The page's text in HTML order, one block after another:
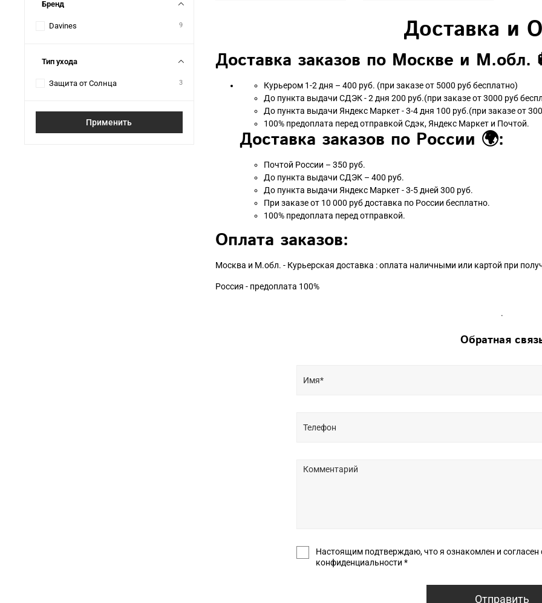
Доставка и
Доставка заказов по Москве и М.обл.
Курьером 1-2 дня – 400 руб. (при заказе от 5000 руб бесплатно)
До пункта выдачи СДЭК - 2 дня 200 руб.(при заказе от 3000 руб
До пункта выдачи Яндекс Маркет - 3-4 дня 100 руб.(при заказе от
100% предоплата перед отправкой Сдэк, Яндекс Маркет и Почтой.
Доставка заказов по России 🌍:
Почтой России – 350 руб.
До пункта выдачи СДЭК – 400 руб.
До пункта выдачи Яндекс Маркет - 3-5 дней 300 руб.
При заказе от 10 000 руб доставка по России бесплатно.
100% предоплата перед отправкой.
Оплата заказов:
Москва и М.обл. - Курьерская доставка : оплата наличными или картой при
Россия - предоплата 100%
.
Обратная
Настоящим подтверждаю, что я ознакомлен и согласен с условиями
конфиденциальности *
Отправить
Бренд
Davines 9
Тип ухода
Защита от Солнца 3
Применить